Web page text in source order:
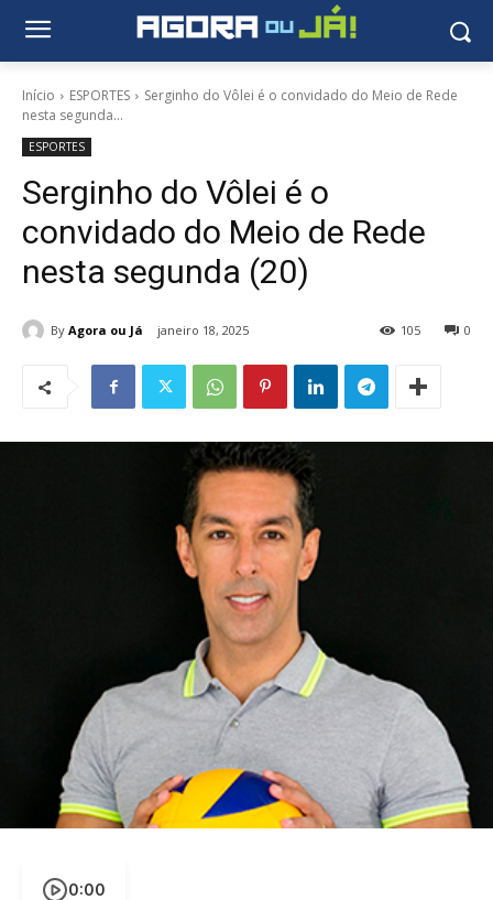
Início ESPORTES
Serginho do Vôlei é o convidado do Meio de Rede
nesta segunda...
ESPORTES
Serginho do Vôlei é o
convidado do Meio de Rede
nesta segunda (20)
By Agora ou Já janeiro 18, 2025 0
105
0:00